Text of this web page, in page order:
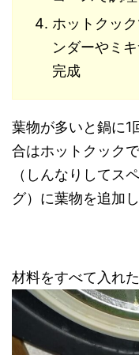
ホットクッ
ンダーやミ
完成
葉物が多いと鍋に1
合はホットクック
（しんなりしてス
グ）に葉物を追加
材料をすべて入れ